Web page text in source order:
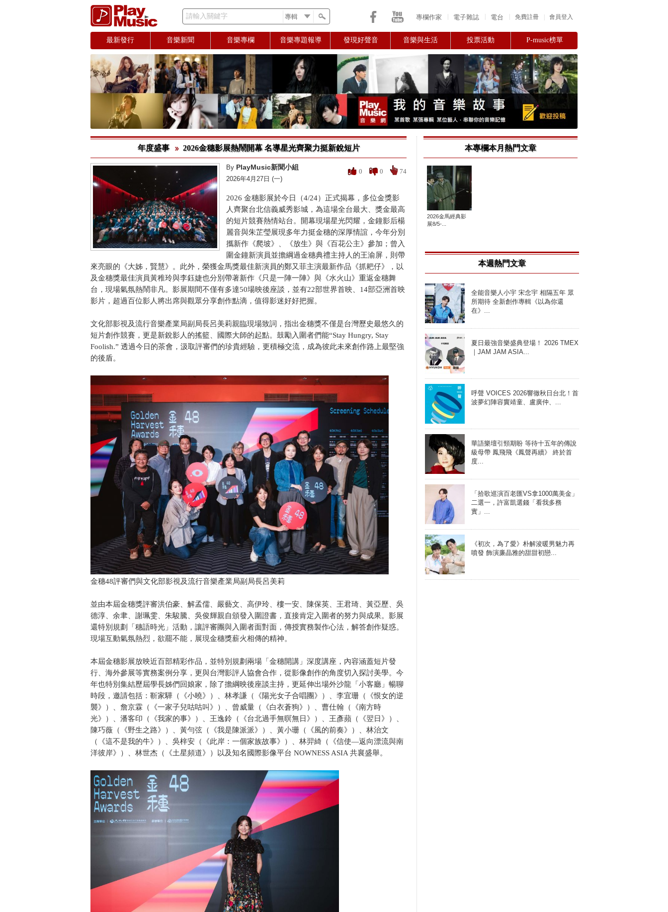
請輸入關鍵字 會員登入
免費註冊
專欄作家 電子雜誌 電台
最新發行 音樂新聞 音樂專欄 音樂專題報導 發現好聲音 音樂與生活 投票活動 P-music榜單
年度盛事 2026金穗影展熱鬧開幕 名導星光齊聚力挺新銳短片
0 0 74
By PlayMusic新聞小組
2026年4月27日 (一)
2026 金穗影展於今日（4/24）正式揭幕，多位金獎影
人齊聚台北信義威秀影城，為這場全台最大、獎金最高
的短片競賽熱情站台。開幕現場星光閃耀，金鐘影后楊
麗音與朱芷瑩展現多年力挺金穗的深厚情誼，今年分別
攜新作《爬坡》、《放生》與《百花公主》參加；曾入
圍金鐘新演員並擔綱過金穗典禮主持人的王渝屏，則帶
來亮眼的《大姊，賢慧》。此外，榮獲金馬獎最佳新演員的鄭又菲主演最新作品《抓耙仔》，以
及金穗獎最佳演員黃稚玲與李鈺婕也分別帶著新作《只是一陣一陣》與《水火山》重返金穗舞
台，現場氣氛熱鬧非凡。影展期間不僅有多達50場映後座談，並有22部世界首映、14部亞洲首映
影片，超過百位影人將出席與觀眾分享創作點滴，值得影迷好好把握。
文化部影視及流行音樂產業局副局長呂美莉親臨現場致詞，指出金穗獎不僅是台灣歷史最悠久的
短片創作競賽，更是新銳影人的搖籃、國際大師的起點。鼓勵入圍者們能“Stay Hungry, Stay
Foolish.” 透過今日的茶會，汲取評審們的珍貴經驗，更積極交流，成為彼此未來創作路上最堅強
的後盾。
金穗48評審們與文化部影視及流行音樂產業局副局長呂美莉
並由本屆金穗獎評審洪伯豪、解孟儒、嚴藝文、高伊玲、樓一安、陳保英、王君琦、黃亞歷、吳
德淳、余聿、謝珮雯、朱駿騰、吳俊輝親自頒發入圍證書，直接肯定入圍者的努力與成果。影展
還特別規劃「穗語時光」活動，讓評審團與入圍者面對面，傳授實務製作心法，解答創作疑惑。
現場互動氣氛熱烈，欲罷不能，展現金穗獎薪火相傳的精神。
本屆金穗影展放映近百部精彩作品，並特別規劃兩場「金穗開講」深度講座，內容涵蓋短片發
行、海外參展等實務案例分享，更與台灣影評人協會合作，從影像創作的角度切入探討美學。今
年也特別集結歷屆學長姊們回娘家，除了擔綱映後座談主持，更延伸出場外沙龍「小客廳」暢聊
時段，邀請包括：靳家驊（《小曉》）、林孝謙（《陽光女子合唱團》）、李宜珊（《恨女的逆
襲》）、詹京霖（《一家子兒咕咕叫》）、曾威量（《白衣蒼狗》）、曹仕翰（《南方時
光》）、潘客印（《我家的事》）、王逸鈴（《台北過手無暝無日》）、王彥蘋（《翌日》）、
陳巧薇（《野生之路》）、黃勻弦（《我是陳派派》）、黃小珊（《風的前奏》）、林治文
（《這不是我的牛》）、吳梓安（《此岸：一個家族故事》）、林羿綺（《信使—返向漂流與南
洋彼岸》）、林世杰（《土星頻道》）以及知名國際影像平台 NOWNESS ASIA 共襄盛舉。
本專欄本月熱門文章
2026金馬經典影
展8/5-...
本週熱門文章
全能音樂人小宇 宋念宇 相隔五年 眾
所期待 全新創作專輯《以為你還
在》...
夏日最強音樂盛典登場！ 2026 TMEX
｜JAM JAM ASIA...
呼聲 VOICES 2026響徹秋日台北！首
波夢幻陣容竇靖童、盧廣仲、...
華語樂壇引頸期盼 等待十五年的傳說
級母帶 鳳飛飛《鳳聲再續》 終於首
度...
「拾歌巡演百老匯VS拿1000萬美金」
二選一，許富凱選錢「看我多務
實」...
《初次，為了愛》朴解浚暖男魅力再
噴發 飾演廉晶雅的甜甜初戀...